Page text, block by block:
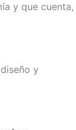
y que cuenta,
y